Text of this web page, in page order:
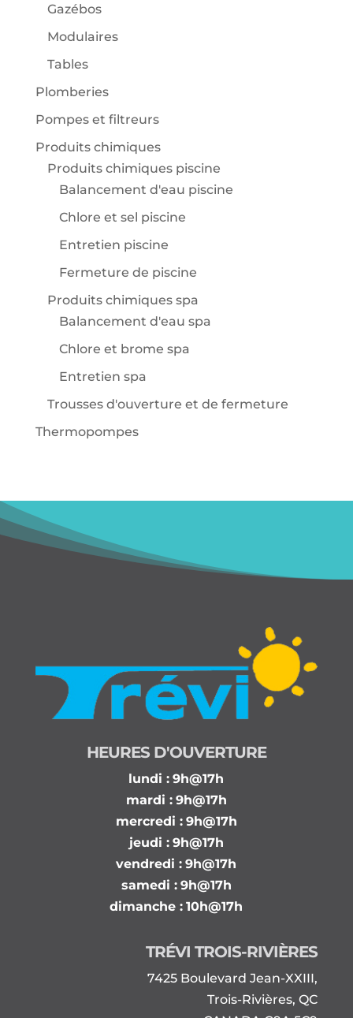
Gazébos
Modulaires
Tables
Plomberies
Pompes et filtreurs
Produits chimiques
Produits chimiques piscine
Balancement d'eau piscine
Chlore et sel piscine
Entretien piscine
Fermeture de piscine
Produits chimiques spa
Balancement d'eau spa
Chlore et brome spa
Entretien spa
Trousses d'ouverture et de fermeture
Thermopompes
HEURES D'OUVERTURE
lundi : 9h@17h
mardi : 9h@17h
mercredi : 9h@17h
jeudi : 9h@17h
vendredi : 9h@17h
samedi : 9h@17h
dimanche : 10h@17h
TRÉVI TROIS-RIVIÈRES
7425 Boulevard Jean-XXIII,
Trois-Rivières, QC